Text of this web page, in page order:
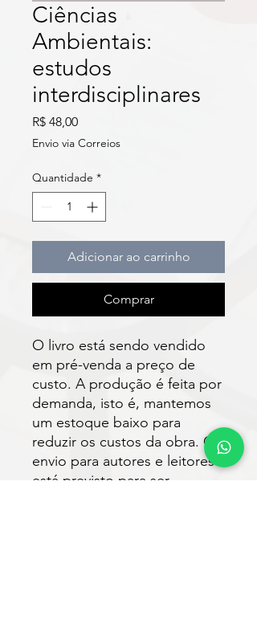
Ciências
Ambientais:
estudos
interdisciplinares
R$ 48,00Preço
Envio via Correios
Quantidade *
Adicionar ao carrinho
Comprar
O livro está sendo vendido
em pré-venda a preço de
custo. A produção é feita por
demanda, isto é, mantemos
um estoque baixo para
reduzir os custos da obra. O
envio para autores e leitores
está previsto para ser